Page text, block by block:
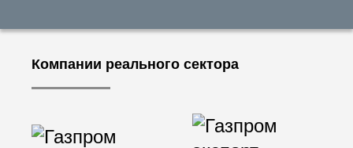
Компании реального сектора